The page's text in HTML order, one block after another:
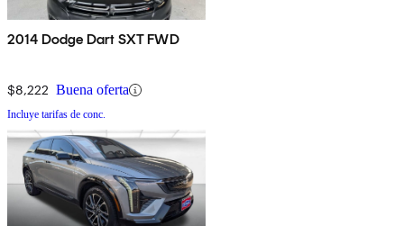
2014 Dodge Dart SXT FWD
$8,222 Buena oferta
Incluye tarifas de conc.